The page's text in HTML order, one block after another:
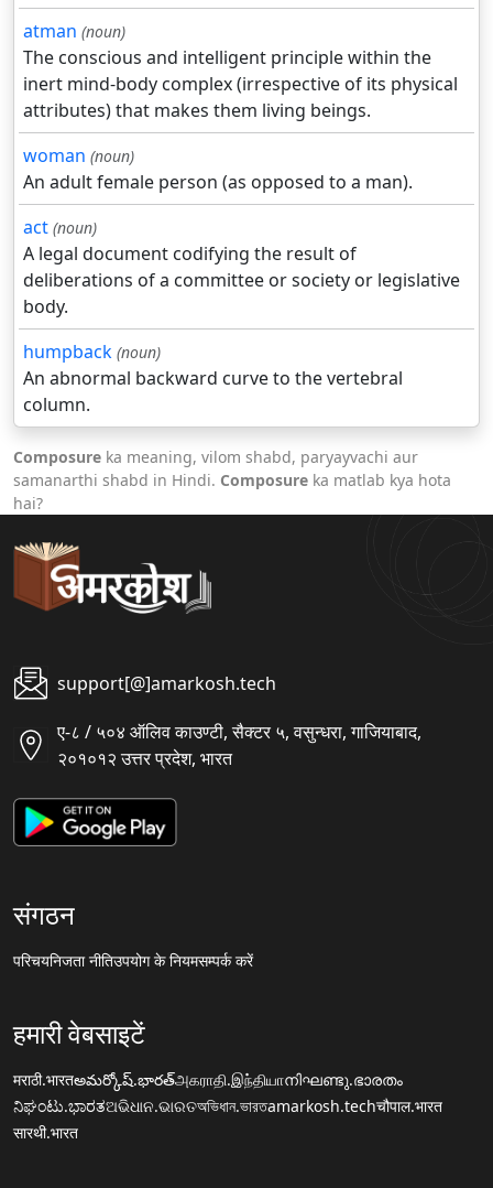
atman (noun)
The conscious and intelligent principle within the
inert mind-body complex (irrespective of its physical
attributes) that makes them living beings.
woman (noun)
An adult female person (as opposed to a man).
act (noun)
A legal document codifying the result of
deliberations of a committee or society or legislative
body.
humpback (noun)
An abnormal backward curve to the vertebral
column.
Composure ka meaning, vilom shabd, paryayvachi aur
samanarthi shabd in Hindi. Composure ka matlab kya hota
hai?
support[@]amarkosh.tech
ए-८ / ५०४ ऑलिव काउण्टी, सैक्टर ५, वसुन्धरा, गाजियाबाद,
२०१०१२ उत्तर प्रदेश, भारत
संगठन
परिचयनिजता नीतिउपयोग के नियमसम्पर्क करें
हमारी वेबसाइटें
मराठी.भारतఅమర్కోష్.భారత్அகராதி.இந்தியாനിഘണ്ടു.ഭാരതം
ನಿಘಂಟು.ಭಾರತଅଭିଧାନ.ଭାରତঅভিধান.ভারতamarkosh.techचौपाल.भारत
सारथी.भारत